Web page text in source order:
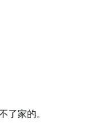
了家的。